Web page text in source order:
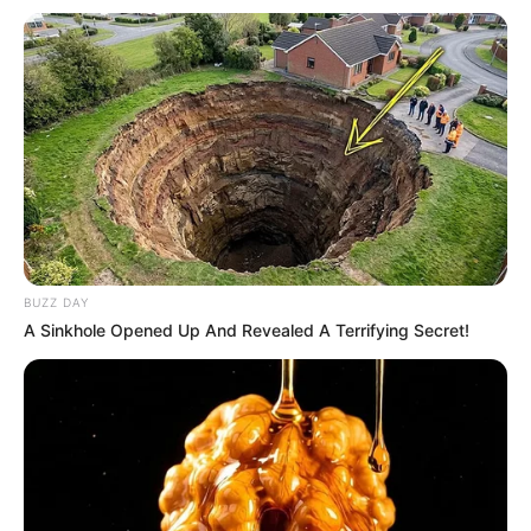
Agamanya adalah Islam.
Berapa tinggi Ibnu Wardani?
Tingginya 187 cm.
Siapa orang tua Ibnu Wardani?
Tidak diketahui nama ayahnya dan nama ibunya adalah Rista
Morita.
Apakah Ibnu Wardanisudah menikah?
Dia sudah menikah dengan Lalita Hutami pada 27 Maret 2022.
Siapa mantan pacar Ibnu Wardani?
Tidak diketahui siapa mantan pacarnya.
Berapa Kekayaan Ibnu Wardani?
Tidak diketahui pasti berapa kekayaannya.
BUZZ DAY
A Sinkhole Opened Up And Revealed A Terrifying Secret!